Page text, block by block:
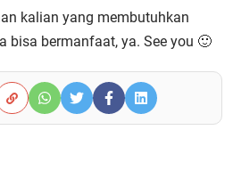
kalian yang membutuhkan
bisa bermanfaat, ya. See you 🙂